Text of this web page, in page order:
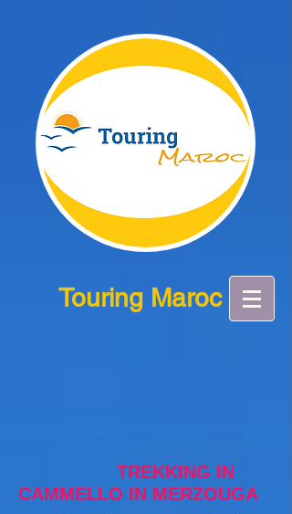
Touring Maroc
TREKKING IN
CAMMELLO IN MERZOUGA